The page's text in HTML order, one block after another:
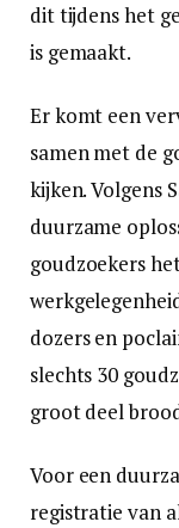
dit tijdens het
is gemaakt.
Er komt een
samen met de
kijken. Volgens
duurzame
goudzoekers
dozers en
slechts 30
groot deel
Voor een
registratie van